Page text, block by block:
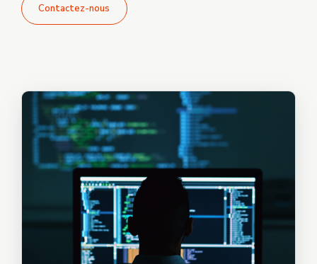
Contactez-nous